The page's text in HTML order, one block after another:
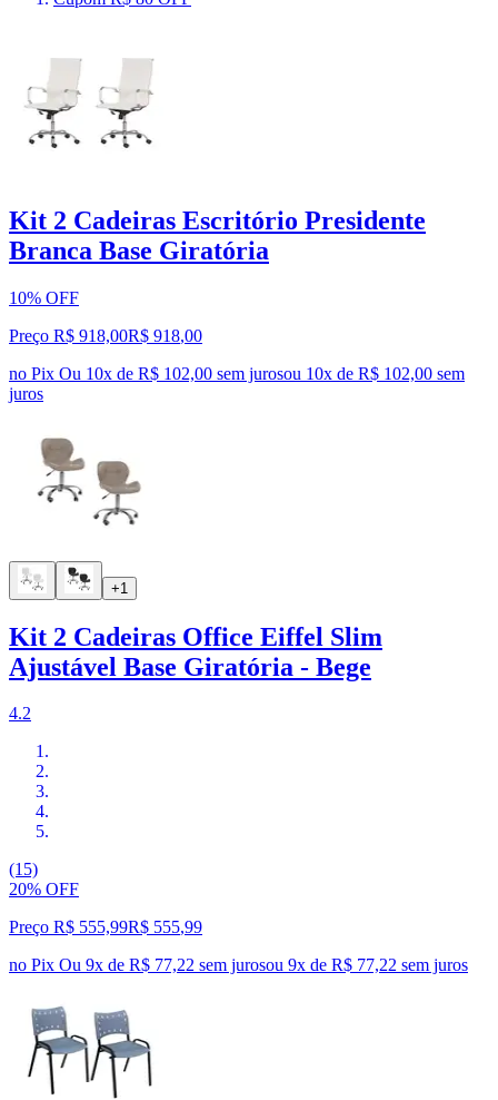
Kit 2 Cadeiras Escritório Presidente
Branca Base Giratória
10% OFF
Preço R$ 918,00R$ 918,00
no Pix Ou 10x de R$ 102,00 sem jurosou 10x de R$ 102,00 sem
juros
+1
Kit 2 Cadeiras Office Eiffel Slim
Ajustável Base Giratória - Bege
4.2
(15)
20% OFF
Preço R$ 555,99R$ 555,99
no Pix Ou 9x de R$ 77,22 sem jurosou 9x de R$ 77,22 sem juros